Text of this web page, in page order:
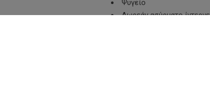
Ψυγείο
Δωρεάν ασύρματο